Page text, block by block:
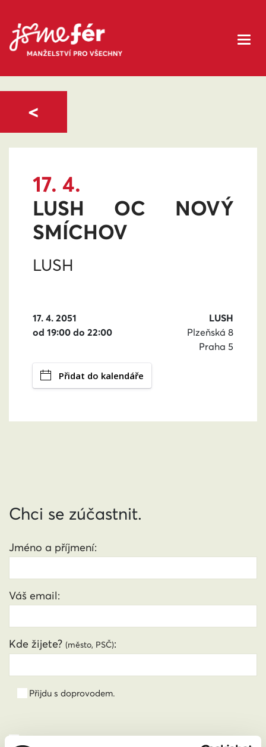
17. 4.
LUSH OC NOVÝ
SMÍCHOV
LUSH
17. 4. 2051
od 19:00 do 22:00
LUSH
Plzeňská 8
Praha 5
Přidat do kalendáře
<
Chci se zúčastnit.
Jméno a příjmení:
Váš email:
Kde žijete? (město, PSČ):
Přijdu s doprovodem.
Souhlasím se zpracováním osobních údajů podle